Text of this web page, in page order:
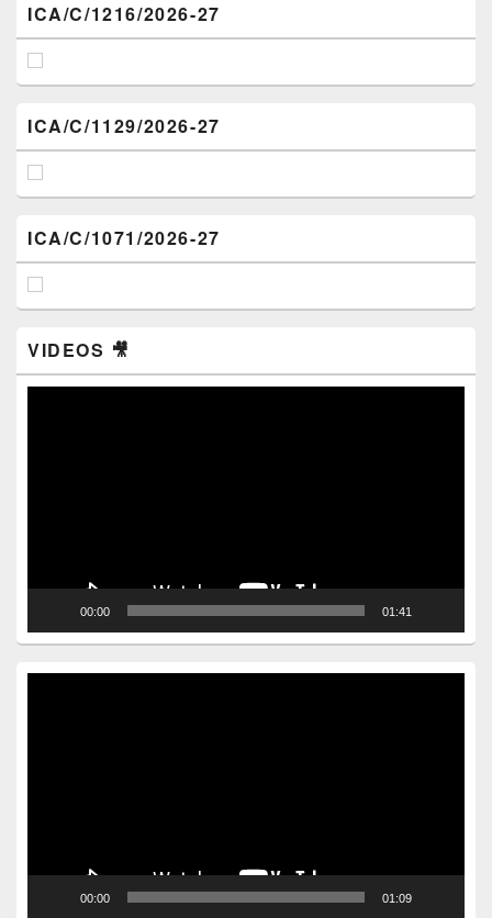
ICA/C/1216/2026-27
ICA/C/1129/2026-27
ICA/C/1071/2026-27
VIDEOS 🎥
00:00 01:41
00:00 01:09